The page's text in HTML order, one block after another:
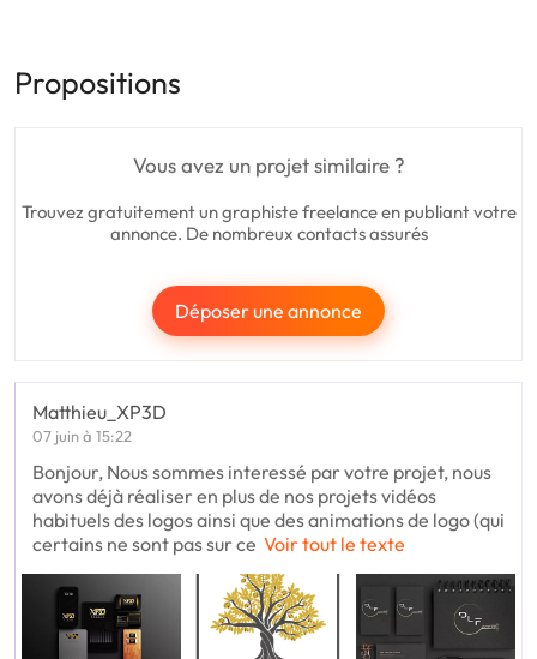
Propositions
Vous avez un projet similaire ?
Trouvez gratuitement un graphiste freelance en publiant votre
annonce. De nombreux contacts assurés
Déposer une annonce
Matthieu_XP3D
07 juin à 15:22
Bonjour, Nous sommes interessé par votre projet, nous
avons déjà réaliser en plus de nos projets vidéos
habituels des logos ainsi que des animations de logo (qui
certains ne sont pas sur ce Voir tout le texte